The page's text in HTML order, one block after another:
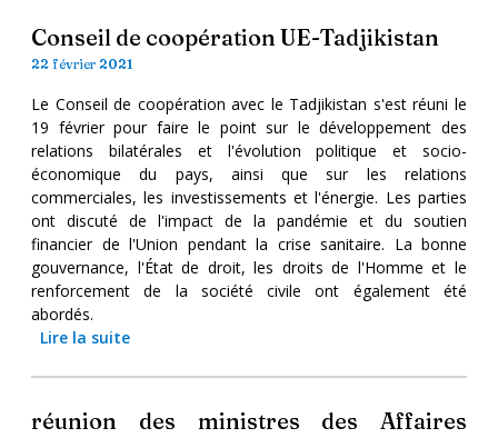
Conseil de coopération UE-Tadjikistan
22 février 2021
Le Conseil de coopération avec le Tadjikistan s'est réuni le
19 février pour faire le point sur le développement des
relations bilatérales et l'évolution politique et socio-
économique du pays, ainsi que sur les relations
commerciales, les investissements et l'énergie. Les parties
ont discuté de l'impact de la pandémie et du soutien
financier de l'Union pendant la crise sanitaire. La bonne
gouvernance, l'État de droit, les droits de l'Homme et le
renforcement de la société civile ont également été
abordés.
Lire la suite
réunion des ministres des Affaires